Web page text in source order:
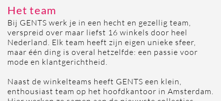
Het team
Bij GENTS werk je in een hecht en gezellig team,
verspreid over maar liefst 16 winkels door heel
Nederland. Elk team heeft zijn eigen unieke sfeer,
maar één ding is overal hetzelfde: een passie voor
mode en klantgerichtheid.
Naast de winkelteams heeft GENTS een klein,
enthousiast team op het hoofdkantoor in Amsterdam.